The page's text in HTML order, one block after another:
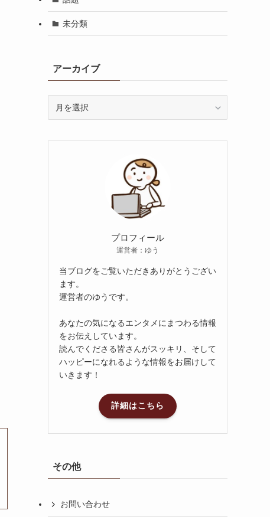
未分類
アーカイブ
イ
プロフィール
運営者：ゆう
当ブログをご覧いただきありがとうござい
ます。
運営者のゆうです。
あなたの気になるエンタメにまつわる情報
をお伝えしています。
読んでくださる皆さんがスッキリ、そして
ハッピーになれるような情報をお届けして
いきます！
詳細はこちら
その他
お問い合わせ